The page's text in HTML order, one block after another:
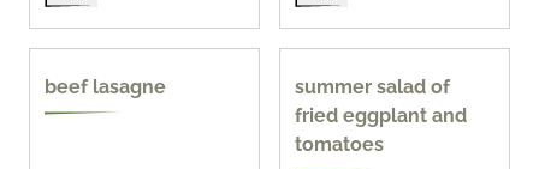
beef lasagne
summer salad of
fried eggplant and
tomatoes